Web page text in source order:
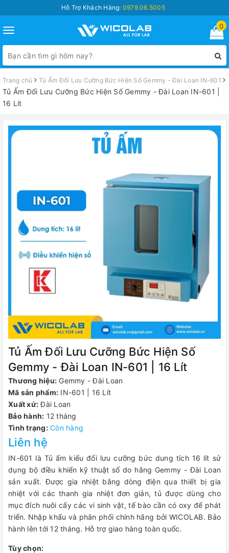
Hỗ Trợ Khách Hàng: 0979.06.5005
Toggle
navigation
0
Trang chủ Tủ Ấm Đối Lưu Cưỡng Bức Hiện Số Gemmy - Đài Loan IN-601
Tủ Ấm Đối Lưu Cưỡng Bức Hiện Số Gemmy - Đài Loan IN-601 |
16 Lít
Tủ Ấm Đối Lưu Cưỡng Bức Hiện Số
Gemmy - Đài Loan IN-601 | 16 Lít
Thương hiệu: Gemmy - Đài Loan
Mã sản phẩm: IN-601 | 16 Lít
Xuất xứ: Đài Loan
Bảo hành: 12 tháng
Tình trạng: Còn hàng
Liên hệ
IN-601 là Tủ ấm kiểu đối lưu cưỡng bức dung tích 16 lít sử
dụng bộ điều khiển kỹ thuật số do hãng Gemmy - Đài Loan
sản xuất. Được gia nhiệt bằng dòng điện qua thiết bị gia
nhiệt với các thanh gia nhiệt đơn giản, tủ được dùng cho
mục đích nuôi cấy các vi sinh vật, tế bào cần có oxy để phát
triển. Nhập khẩu và phân phối chính hãng bởi WICOLAB. Bảo
hành lên tới 12 tháng. Hỗ trợ giao hàng toàn quốc.
Tùy chọn: